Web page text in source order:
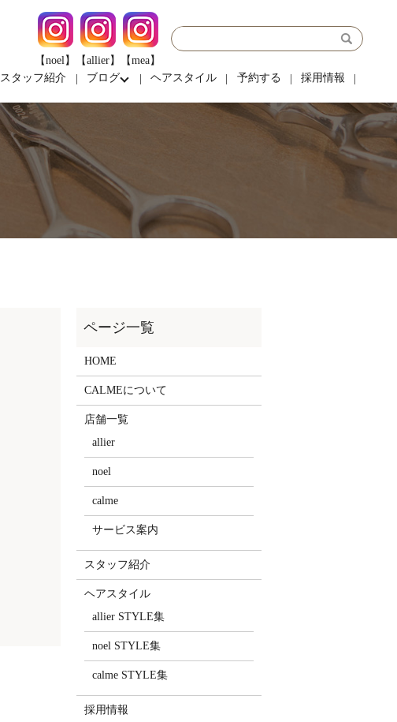
スタッフ紹介 ブログ ヘアスタイル 予約する 採用情報
【noel】 【allier】 【mea】
HOME
CALMEについて
店舗一覧
allier
noel
calme
サービス案内
スタッフ紹介
ヘアスタイル
allier STYLE集
noel STYLE集
calme STYLE集
採用情報